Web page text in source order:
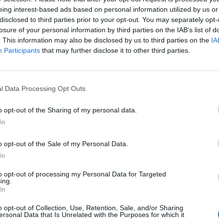
interest-based ads based on personal information utilized by us
to third parties prior to your opt-out. You may separately
of your personal information by third parties on the IAB’s list of
This information may also be disclosed by us to third parties on the
Participants that may further disclose it to other third parties.
Data Processing Opt Outs
opt-out of the Sharing of my personal data.
opt-out of the Sale of my Personal Data.
opt-out of processing my Personal Data for Targeted
opt-out of Collection, Use, Retention, Sale, and/or Sharing
Data that Is Unrelated with the Purposes for which it
il cui addestramento, quando ci si
descriverlo, è perfino - più duro di quello
americani almeno come risultava in un
di François Reichenbach in un film
Sessanta, "Il fiore e la violenza". Lì in
del gruppo che però, sapendo
privata, non prima, tuttavia, di essersi
del suo stesso stampo. Lo
quadro con accenti quasi apocalittici. Ce
regista, José Padilha, che, appunto,
"cinema novo", con la macchina a
al digitale, un montaggio che suscita
non è arrivato fino in fondo a
Trump, Meloni e la strategia